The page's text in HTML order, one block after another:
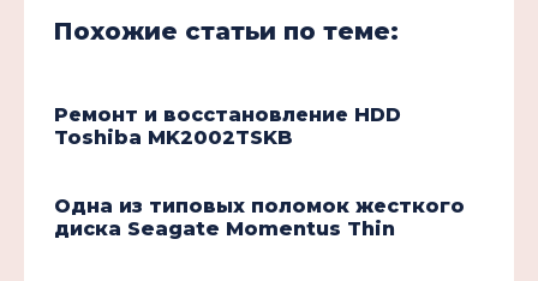
Похожие статьи по теме:
Ремонт и восстановление HDD
Toshiba MK2002TSKB
Одна из типовых поломок жесткого
диска Seagate Momentus Thin